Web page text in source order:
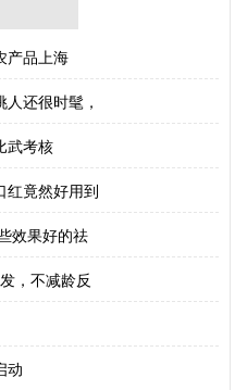
产品上海
还很时髦，
武考核
红竟然好用到
效果好的祛
，不减龄反
动